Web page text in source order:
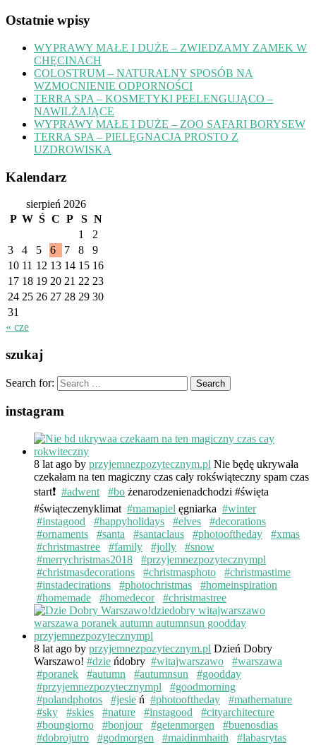
Ostatnie wpisy
WYPRAWY MAŁE I DUŻE – ZWIEDZAMY ZAMEK W
CHĘCINACH
COLOSTRUM – NATURALNY SPOSÓB NA
WZMOCNIENIE ODPORNOŚCI
TERRA SPA – KOSMETYKI PEELENGUJĄCO –
NAWILŻAJĄCE
WYPRAWY MAŁE I DUŻE – ZOO SAFARI BORYSEW
TERRA SPA – PIELĘGNACJA PROSTO Z
UZDROWISKA
Kalendarz
sierpień 2026
P W Ś C P S N
1
2
3
4 5 6 7 8
9
10 11 12 13 14 15 16
17 18 19 20 21 22 23
24 25 26 27 28 29 30
31
« cze
szukaj
Search for:
instagram
8 lat ago by przyjemnezpozytecznym.pl Nie będę ukrywała
czekałam na ten magiczny czas cały rokświąteczny spam czas
start❗️ #adwent #bo żenarodzenienadchodzi #święta
#świąteczenyklimat #mamapiel ęgniarka #winter
#instagood
#happyholidays #elves
#decorations
#ornaments
#santa #santaclaus #photooftheday
#xmas
#christmastree
#family #jolly
#snow
#merrychristmas2018
#przyjemnezpozytecznympl
#christmasdecorations
#christmasphoto
#christmastime
#instadecirations
#photochristmas
#homeinspiration
#homemade
#homedecor #christmastree
8 lat ago by przyjemnezpozytecznym.pl Dzień Dobry
Warszawo! #dzie ńdobry #witajwarszawo
#warszawa
#poranek
#autumn #autumnsun
#goodday
#przyjemnezpozytecznympl
#goodmorning
#polandphotos
#jesie ń #photooftheday
#mathernature
#sky
#skies #nature #instagood
#cityarchitecture
#boungiorno
#bonjour #getenmorgen
#buenosdias
#dobrojutro
#godmorgen #maidinmhaith
#labasrytas